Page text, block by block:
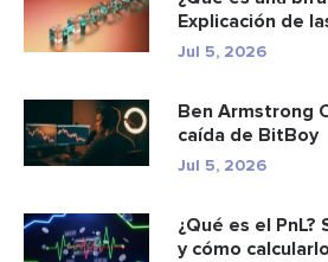
Explicación de
Jul 5, 2026
Ben Armstrong
caída de BitBoy
Jul 5, 2026
¿Qué es el
y cómo